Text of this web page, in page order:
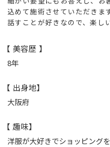
込めて施術させていただきま
話すことが好きなので、楽し
【 美容歴 】
8年
【 出身地】
大阪府
【 趣味】
洋服が大好きでショッピング